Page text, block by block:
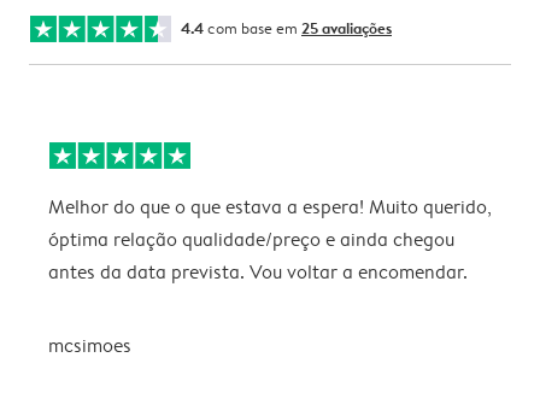
4.4com base em 25 avaliações
Melhor do que o que estava a espera! Muito querido,
óptima relação qualidade/preço e ainda chegou
antes da data prevista. Vou voltar a encomendar.
mcsimoes